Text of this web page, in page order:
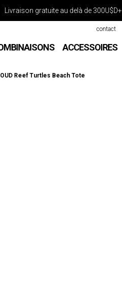
Livraison gratuite au delà de 300U$D+
ACCESSOIRES
contact
Reef Turtles Beach Tote